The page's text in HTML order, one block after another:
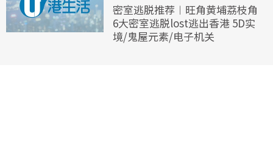
密室逃脱推荐︱旺角黄埔荔枝角
6大密室逃脱lost逃出香港 5D实
境/鬼屋元素/电子机关